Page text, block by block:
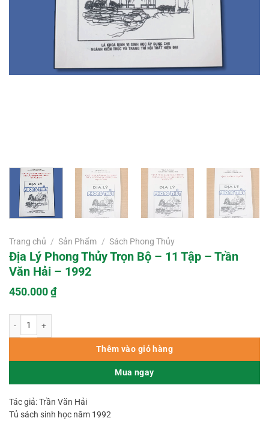
Trang chủ / Sản Phẩm / Sách Phong Thủy
Địa Lý Phong Thủy Trọn Bộ – 11 Tập – Trần
Văn Hải – 1992
450.000₫
Thêm vào giỏ hàng
Mua ngay
Tác giả: Trần Văn Hải
Tủ sách sinh học năm 1992